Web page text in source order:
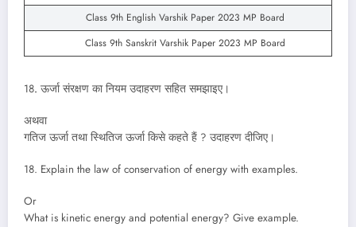
Class 9th English Varshik Paper 2023 MP Board
Class 9th Sanskrit Varshik Paper 2023 MP Board
18. ऊर्जा संरक्षण का नियम उदाहरण सहित समझाइए।
अथवा
गतिज ऊर्जा तथा स्थितिज ऊर्जा किसे कहते हैं ? उदाहरण दीजिए।
18. Explain the law of conservation of energy with examples.
Or
What is kinetic energy and potential energy? Give example.